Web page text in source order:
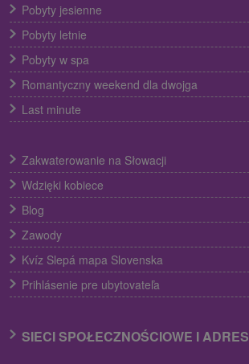
Pobyty jesienne
Pobyty letnie
Pobyty w spa
Romantyczny weekend dla dwojga
Last minute
Zakwaterowanie na Słowacji
Wdzięki kobiece
Blog
Zawody
Kvíz Slepá mapa Slovenska
Prihlásenie pre ubytovateľa
SIECI SPOŁECZNOŚCIOWE I ADRES